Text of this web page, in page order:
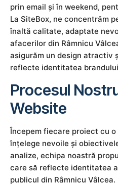
prin email și în weekend,
La SiteBox, ne concentrăm
înaltă calitate, adaptate
afacerilor din Râmnicu
asigurăm un design atractiv
reflecte identitatea
Procesul
Website
Începem fiecare proiect cu
înțelege nevoile și
analize, echipa noastră
care să reflecte identitatea
publicul din Râmnicu